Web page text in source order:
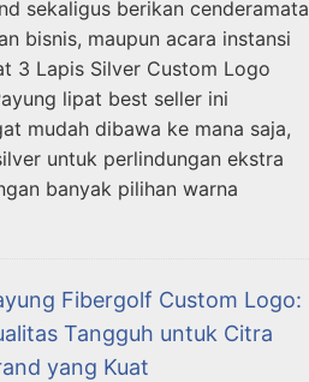
sekaligus berikan cenderamata
bisnis, maupun acara instansi
3 Lapis Silver Custom Logo
lipat best seller ini
mudah dibawa ke mana saja,
untuk perlindungan ekstra
banyak pilihan warna
Fibergolf Custom Logo:
Tangguh untuk Citra
yang Kuat